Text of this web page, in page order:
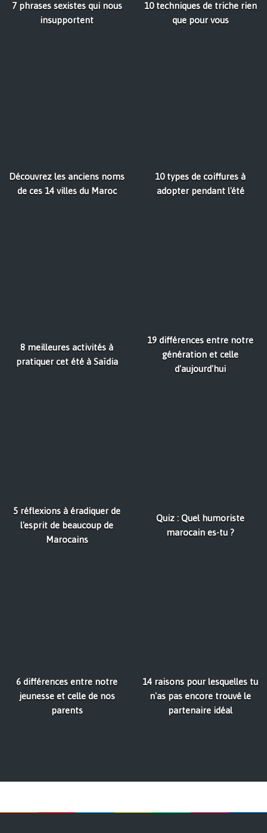
7 phrases sexistes qui nous
insupportent
10 techniques de triche rien
que pour vous
Découvrez les anciens noms
de ces 14 villes du Maroc
10 types de coiffures à
adopter pendant l'été
8 meilleures activités à
pratiquer cet été à Saïdia
19 différences entre notre
génération et celle
d'aujourd'hui
5 réflexions à éradiquer de
l'esprit de beaucoup de
Marocains
Quiz : Quel humoriste
marocain es-tu ?
6 différences entre notre
jeunesse et celle de nos
parents
14 raisons pour lesquelles tu
n'as pas encore trouvé le
partenaire idéal